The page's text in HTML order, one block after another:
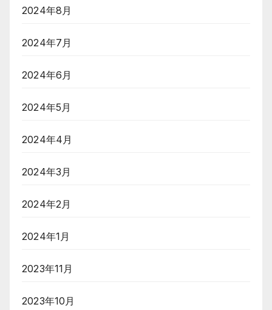
2024年8月
2024年7月
2024年6月
2024年5月
2024年4月
2024年3月
2024年2月
2024年1月
2023年11月
2023年10月